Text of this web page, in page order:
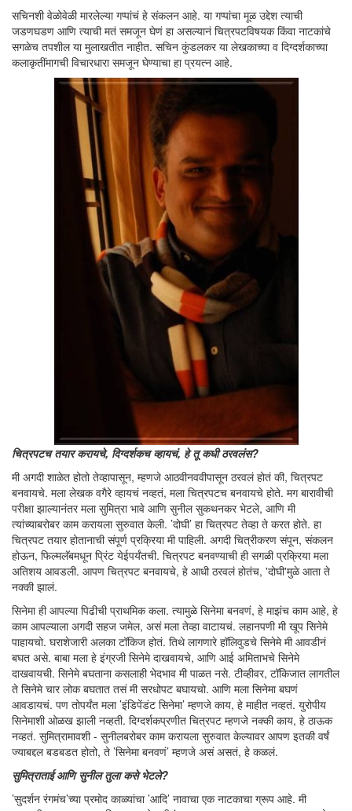
सचिनशी वेळोवेळी मारलेल्या गप्पांचं हे संकलन आहे. या गप्पांचा मूळ उद्देश त्याची
जडणघडण आणि त्याची मतं समजून घेणं हा असल्यानं चित्रपटविषयक किंवा नाटकांचे
सगळेच तपशील या मुलाखतीत नाहीत. सचिन कुंडलकर या लेखकाच्या व दिग्दर्शकाच्या
कलाकृतींमागची विचारधारा समजून घेण्याचा हा प्रयत्न आहे.
चित्रपटच तयार करायचे, दिग्दर्शकच व्हायचं, हे तू कधी ठरवलंस?
मी अगदी शाळेत होतो तेव्हापासून, म्हणजे आठवीनववीपासून ठरवलं होतं की, चित्रपट
बनवायचे. मला लेखक वगैरे व्हायचं नव्हतं, मला चित्रपटच बनवायचे होते. मग बारावीची
परीक्षा झाल्यानंतर मला सुमित्रा भावे आणि सुनील सुकथनकर भेटले, आणि मी
त्यांच्याबरोबर काम करायला सुरुवात केली. ’दोघी’ हा चित्रपट तेव्हा ते करत होते. हा
चित्रपट तयार होतानाची संपूर्ण प्रक्रिया मी पाहिली. अगदी चित्रीकरण संपून, संकलन
होऊन, फिल्मलॅबमधून प्रिंट येईपर्यंतची. चित्रपट बनवण्याची ही सगळी प्रक्रिया मला
अतिशय आवडली. आपण चित्रपट बनवायचे, हे आधी ठरवलं होतंच, 'दोघी'मुळे आता ते
नक्की झालं.
सिनेमा ही आपल्या पिढीची प्राथमिक कला. त्यामुळे सिनेमा बनवणं, हे माझंच काम आहे, हे
काम आपल्याला अगदी सहज जमेल, असं मला तेव्हा वाटायचं. लहानपणी मी खूप सिनेमे
पाहायचो. घराशेजारी अलका टॉकिज होतं. तिथे लागणारे हॉलिवुडचे सिनेमे मी आवडीनं
बघत असे. बाबा मला हे इंग्रजी सिनेमे दाखवायचे, आणि आई अमिताभचे सिनेमे
दाखवायची. सिनेमे बघताना कसलाही भेदभाव मी पाळत नसे. टीव्हीवर, टॉकिजात लागतील
ते सिनेमे चार लोक बघतात तसं मी सरधोपट बघायचो. आणि मला सिनेमा बघणं
आवडायचं. पण तोपर्यंत मला ’इंडिपेंडंट सिनेमा’ म्हणजे काय, हे माहीत नव्हतं. युरोपीय
सिनेमाशी ओळख झाली नव्हती. दिग्दर्शकप्रणीत चित्रपट म्हणजे नक्की काय, हे ठाऊक
नव्हतं. सुमित्रामावशी - सुनीलबरोबर काम करायला सुरुवात केल्यावर आपण इतकी वर्षं
ज्याबद्दल बडबडत होतो, ते ’सिनेमा बनवणं’ म्हणजे असं असतं, हे कळलं.
सुमित्राताई आणि सुनील तुला कसे भेटले?
’सुदर्शन रंगमंच’च्या प्रमोद काळ्यांचा ’आदि’ नावाचा एक नाटकाचा ग्रूप आहे. मी